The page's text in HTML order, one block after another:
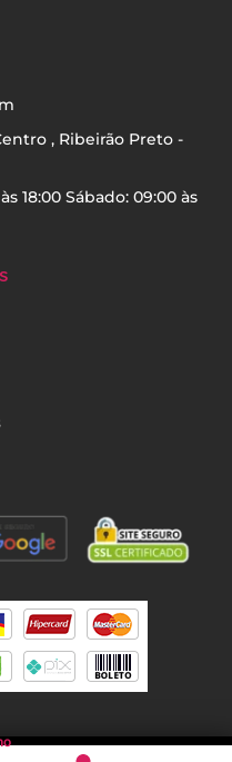
, Ribeirão Preto -
18:00 Sábado: 09:00 às